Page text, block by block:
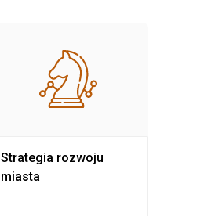
Strategia rozwoju
miasta